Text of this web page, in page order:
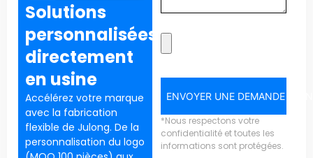
ENVOYER UNE DEMANDE
*Nous respectons votre
confidentialité et toutes les
informations sont protégées.
Solutions
personnalisées
directement
en usine
Accélérez votre marque
avec la fabrication
flexible de Julong. De la
personnalisation du logo